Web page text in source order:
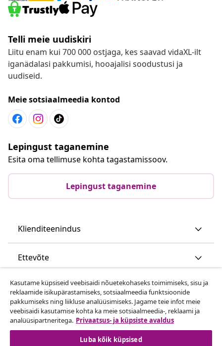
Telli meie uudiskiri
Liitu enam kui 700 000 ostjaga, kes saavad vidaXL-ilt
iganädalasi pakkumisi, hooajalisi soodustusi ja
uudiseid.
Meie sotsiaalmeedia kontod
Lepingust taganemine
Esita oma tellimuse kohta tagastamissoov.
Lepingust taganemine
Klienditeenindus
Ettevõte
vidaXL
Vaata rohkem
Kasutame küpsiseid veebisaidi nõuetekohaseks toimimiseks, sisu ja
reklaamide isikupärastamiseks, sotsiaalmeedia funktsioonide
pakkumiseks ning liikluse analüüsimiseks. Jagame teie infot meie
veebisaidi kasutamise kohta ka meie sotsiaalmeedia-, reklaami ja
analüüsipartneritega. Privaatsus- ja küpsiste avaldus
Luba kõik küpsised